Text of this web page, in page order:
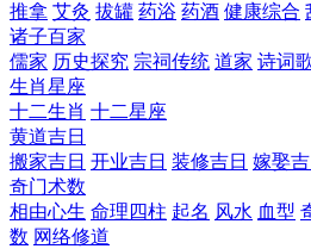
推拿 艾灸 拔罐 药浴 药酒 健康综合
诸子百家
儒家 历史探究 宗祠传统 道家 诗词
生肖星座
十二生肖 十二星座
黄道吉日
搬家吉日 开业吉日 装修吉日 嫁娶吉
奇门术数
相由心生 命理四柱 起名 风水 血型
数 网络修道